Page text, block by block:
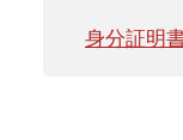
身分証明